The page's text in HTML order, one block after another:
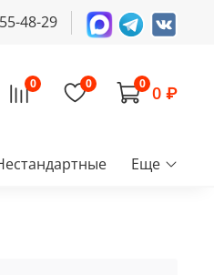
48-29
0 0 0 0 ₽
Еще